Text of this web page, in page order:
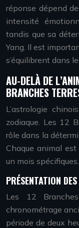
réponse dépend
intensité
tandis que sa
Yang. Il est
s’équilibrent dans
AU-DELÀ DE
BRANCHES
L’astrologie
zodiaque. Les 12
rôle dans la
Chaque animal
un mois spécifiques.
PRÉSENTATION
Les 12
chronométrage
période de deux